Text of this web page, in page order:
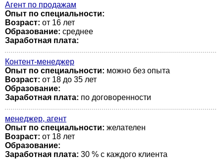
Агент по продажам
Опыт по специальности:
Возраст: от 16 лет
Образование: среднее
Заработная плата:
Контент-менеджер
Опыт по специальности: можно без опыта
Возраст: от 18 до 35 лет
Образование:
Заработная плата: по договоренности
менеджер, агент
Опыт по специальности: желателен
Возраст: от 18 лет
Образование:
Заработная плата: 30 % с каждого клиента